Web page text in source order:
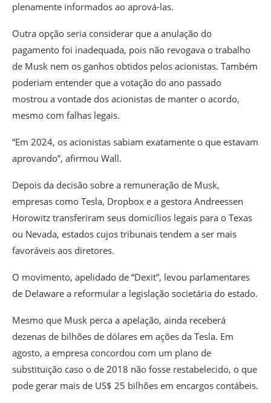
plenamente informados ao aprová-las.
Outra opção seria considerar que a anulação do
pagamento foi inadequada, pois não revogava o trabalho
de Musk nem os ganhos obtidos pelos acionistas. Também
poderiam entender que a votação do ano passado
mostrou a vontade dos acionistas de manter o acordo,
mesmo com falhas legais.
“Em 2024, os acionistas sabiam exatamente o que estavam
aprovando”, afirmou Wall.
Depois da decisão sobre a remuneração de Musk,
empresas como Tesla, Dropbox e a gestora Andreessen
Horowitz transferiram seus domicílios legais para o Texas
ou Nevada, estados cujos tribunais tendem a ser mais
favoráveis aos diretores.
O movimento, apelidado de “Dexit”, levou parlamentares
de Delaware a reformular a legislação societária do estado.
Mesmo que Musk perca a apelação, ainda receberá
dezenas de bilhões de dólares em ações da Tesla. Em
agosto, a empresa concordou com um plano de
substituição caso o de 2018 não fosse restabelecido, o que
pode gerar mais de US$ 25 bilhões em encargos contábeis.